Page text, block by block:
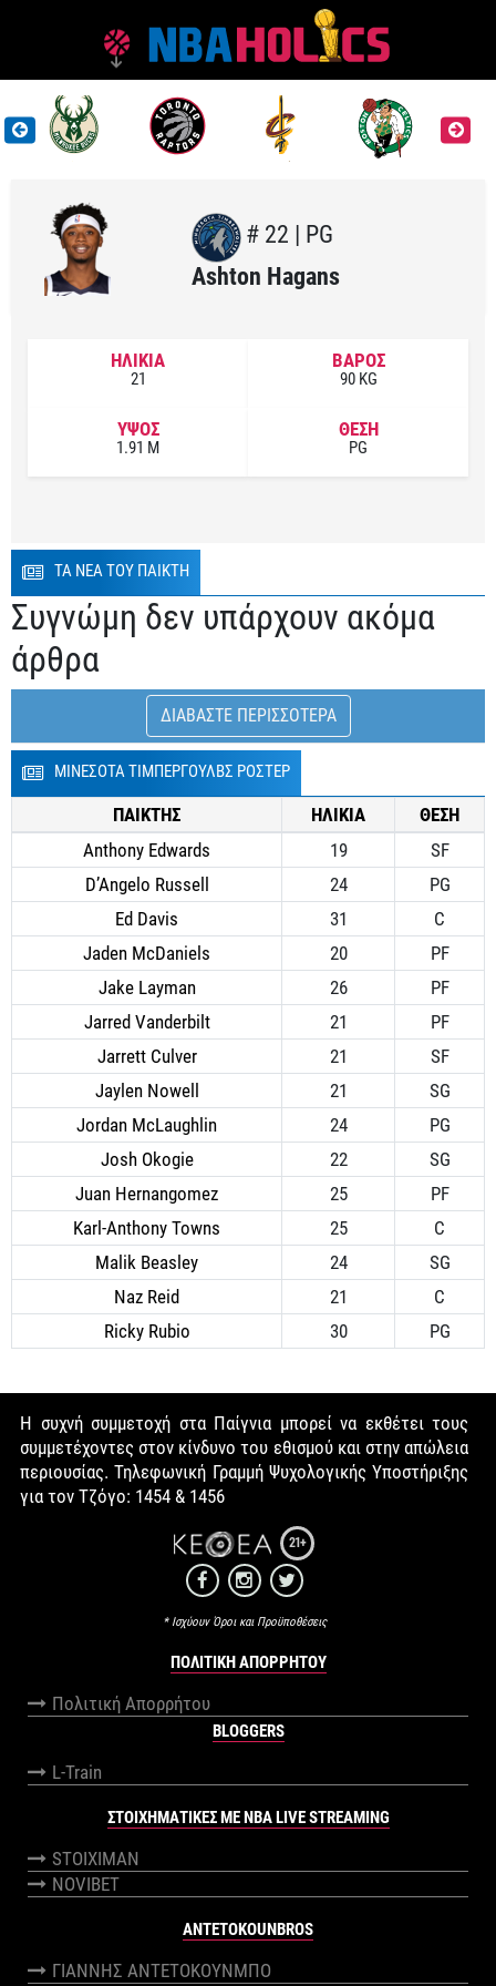
# 22 | PG
Ashton Hagans
ΗΛΙΚΙΑ
21
ΒΑΡΟΣ
90 KG
ΥΨΟΣ
1.91 M
ΘΕΣΗ
PG
ΤΑ ΝΕΑ ΤΟΥ ΠΑΙΚΤΗ
Συγνώμη δεν υπάρχουν ακόμα
άρθρα
ΔΙΑΒΑΣΤΕ ΠΕΡΙΣΣΟΤΕΡΑ
ΜΙΝΕΣΟΤΑ ΤΙΜΠΕΡΓΟΥΛΒΣ ΡΟΣΤΕΡ
ΠΑΙΚΤΗΣ ΗΛΙΚΙΑ
ΘΕΣΗ
Anthony Edwards
19
SF
D’Angelo Russell
24
PG
Ed Davis
31
C
Jaden McDaniels
20
PF
Jake Layman
26
PF
Jarred Vanderbilt
21
PF
Jarrett Culver
21
SF
Jaylen Nowell
21
SG
Jordan McLaughlin
24
PG
Josh Okogie
22
SG
Juan Hernangomez
25
PF
Karl-Anthony Towns
25
C
Malik Beasley
24
SG
Naz Reid
21
C
Ricky Rubio
30 PG
Η συχνή συμμετοχή στα Παίγνια μπορεί να εκθέτει τους
συμμετέχοντες στον κίνδυνο του εθισμού και στην απώλεια
περιουσίας. Τηλεφωνική Γραμμή Ψυχολογικής Υποστήριξης
για τον Τζόγο: 1454 & 1456
21+
* Ισχύουν Όροι και Προϋποθέσεις
ΠΟΛΙΤΙΚΉ ΑΠΟΡΡΉΤΟΥ
Πολιτική Απορρήτου
BLOGGERS
L-Train
ΣΤΟΙΧΗΜΑΤΙΚΕΣ ΜΕ NBA LIVE STREAMING
STOIXIMAN
NOVIBET
ANTETOKOUNBROS
ΓΙΑΝΝΗΣ ΑΝΤΕΤΟΚΟΥΝΜΠΟ